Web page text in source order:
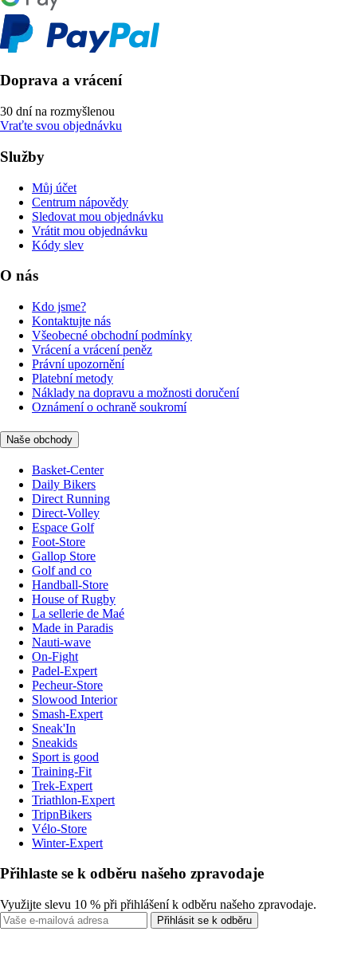
Doprava a vrácení
30 dní na rozmyšlenou
Vraťte svou objednávku
Služby
Můj účet
Centrum nápovědy
Sledovat mou objednávku
Vrátit mou objednávku
Kódy slev
O nás
Kdo jsme?
Kontaktujte nás
Všeobecné obchodní podmínky
Vrácení a vrácení peněz
Právní upozornění
Platební metody
Náklady na dopravu a možnosti doručení
Oznámení o ochraně soukromí
Naše obchody
Basket-Center
Daily Bikers
Direct Running
Direct-Volley
Espace Golf
Foot-Store
Gallop Store
Golf and co
Handball-Store
House of Rugby
La sellerie de Maé
Made in Paradis
Nauti-wave
On-Fight
Padel-Expert
Pecheur-Store
Slowood Interior
Smash-Expert
Sneak'In
Sneakids
Sport is good
Training-Fit
Trek-Expert
Triathlon-Expert
TripnBikers
Vélo-Store
Winter-Expert
Přihlaste se k odběru našeho zpravodaje
Využijte slevu 10 % při přihlášení k odběru našeho zpravodaje.
Přihlásit se k odběru